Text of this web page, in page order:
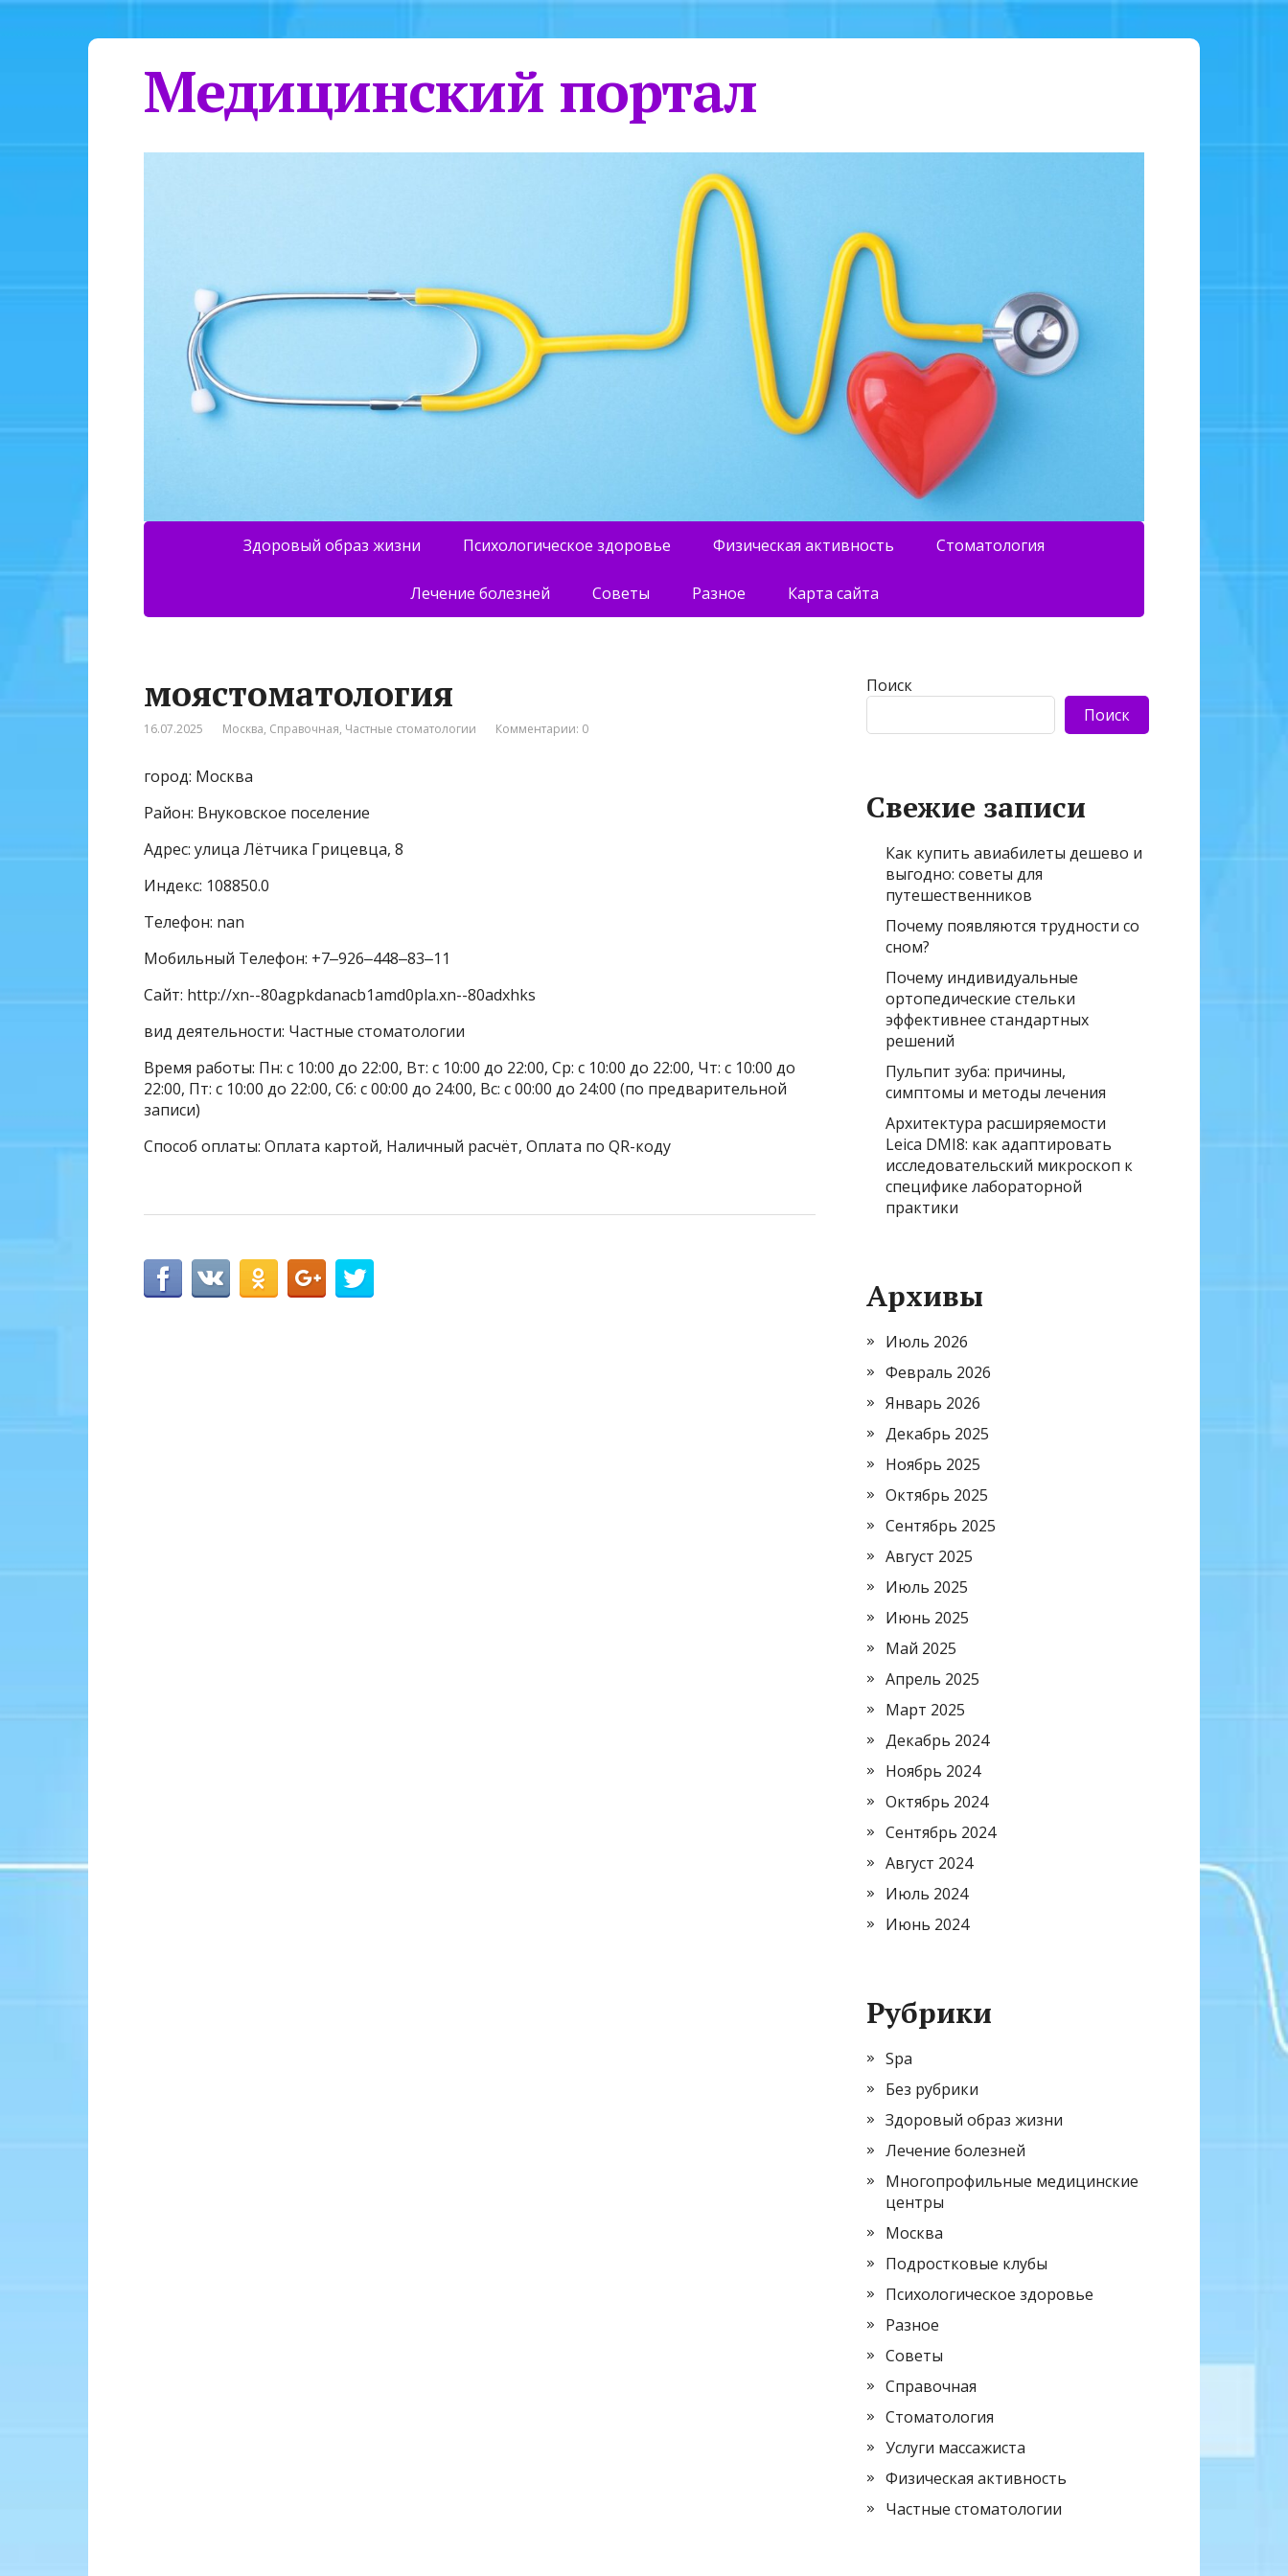
Медицинский портал
Здоровый образ жизни Психологическое здоровье Физическая активность Стоматология
Лечение болезней Советы Разное Карта сайта
моястоматология
16.07.2025 Москва, Справочная, Частные стоматологии Комментарии: 0
город: Москва
Район: Внуковское поселение
Адрес: улица Лётчика Грицевца, 8
Индекс: 108850.0
Телефон: nan
Мобильный Телефон: +7‒926‒448‒83‒11
Сайт: http://xn--80agpkdanacb1amd0pla.xn--80adxhks
вид деятельности: Частные стоматологии
Время работы: Пн: с 10:00 до 22:00, Вт: с 10:00 до 22:00, Ср: с 10:00 до 22:00, Чт: с 10:00 до
22:00, Пт: с 10:00 до 22:00, Сб: с 00:00 до 24:00, Вс: с 00:00 до 24:00 (по предварительной
записи)
Способ оплаты: Оплата картой, Наличный расчёт, Оплата по QR-коду
Поиск
Поиск
Свежие записи
Как купить авиабилеты дешево и
выгодно: советы для
путешественников
Почему появляются трудности со
сном?
Почему индивидуальные
ортопедические стельки
эффективнее стандартных
решений
Пульпит зуба: причины,
симптомы и методы лечения
Архитектура расширяемости
Leica DMI8: как адаптировать
исследовательский микроскоп к
специфике лабораторной
практики
Архивы
Июль 2026
Февраль 2026
Январь 2026
Декабрь 2025
Ноябрь 2025
Октябрь 2025
Сентябрь 2025
Август 2025
Июль 2025
Июнь 2025
Май 2025
Апрель 2025
Март 2025
Декабрь 2024
Ноябрь 2024
Октябрь 2024
Сентябрь 2024
Август 2024
Июль 2024
Июнь 2024
Рубрики
Spa
Без рубрики
Здоровый образ жизни
Лечение болезней
Многопрофильные медицинские
центры
Москва
Подростковые клубы
Психологическое здоровье
Разное
Советы
Справочная
Стоматология
Услуги массажиста
Физическая активность
Частные стоматологии